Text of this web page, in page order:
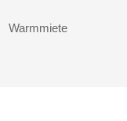
Warmmiete